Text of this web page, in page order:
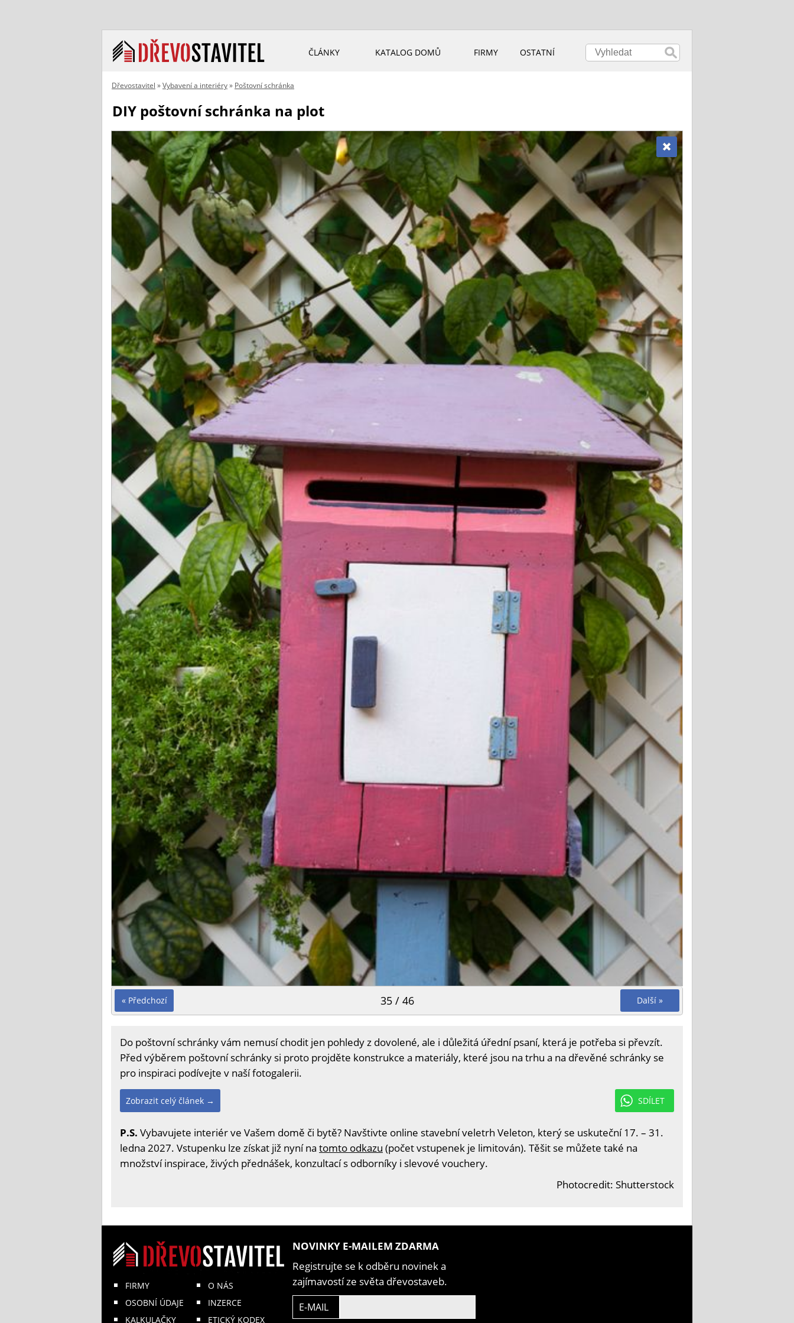
ČLÁNKY KATALOG DOMŮ FIRMY OSTATNÍ
Dřevostavitel »Vybavení a interiéry» Poštovní schránka
DIY poštovní schránka na plot
« Předchozí Další »
35 / 46
Do poštovní schránky vám nemusí chodit jen pohledy z dovolené, ale i důležitá úřední psaní, která je potřeba si převzít.
Před výběrem poštovní schránky si proto projděte konstrukce a materiály, které jsou na trhu a na dřevěné schránky se
pro inspiraci podívejte v naší fotogalerii.
SDÍLET
Zobrazit celý článek →
P.S. Vybavujete interiér ve Vašem domě či bytě? Navštivte online stavební veletrh Veleton, který se uskuteční 17. – 31.
ledna 2027. Vstupenku lze získat již nyní na tomto odkazu (počet vstupenek je limitován). Těšit se můžete také na
množství inspirace, živých přednášek, konzultací s odborníky i slevové vouchery.
Photocredit: Shutterstock
FIRMY
OSOBNÍ ÚDAJE
KALKULAČKY
O NÁS
INZERCE
ETICKÝ KODEX
NOVINKY E-MAILEM ZDARMA
Registrujte se k odběru novinek a
zajímavostí ze světa dřevostaveb.
E-MAIL